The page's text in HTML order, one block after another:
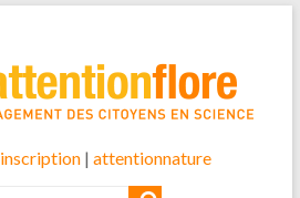
inscription |attentionnature